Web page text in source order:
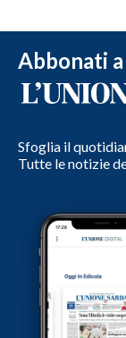
Abbonati a
Sfoglia il
Tutte le notizie